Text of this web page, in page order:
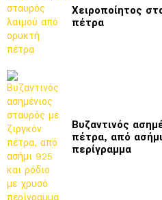
Χειροποίητος
πέτρα
Βυζαντινός
πέτρα, από
περίγραμμα